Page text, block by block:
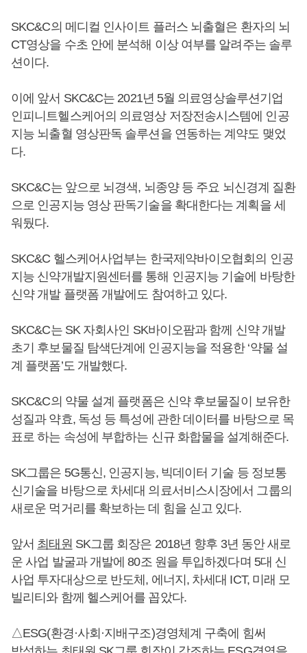
SKC&C의 메디컬 인사이트 플러스 뇌출혈은 환자의 뇌
CT영상을 수초 안에 분석해 이상 여부를 알려주는 솔루
션이다.
이에 앞서 SKC&C는 2021년 5월 의료영상솔루션기업
인피니트헬스케어의 의료영상 저장전송시스템에 인공
지능 뇌출혈 영상판독 솔루션을 연동하는 계약도 맺었
다.
SKC&C는 앞으로 뇌경색, 뇌종양 등 주요 뇌신경계 질환
으로 인공지능 영상 판독기술을 확대한다는 계획을 세
워뒀다.
SKC&C 헬스케어사업부는 한국제약바이오협회의 인공
지능 신약개발지원센터를 통해 인공지능 기술에 바탕한
신약 개발 플랫폼 개발에도 참여하고 있다.
SKC&C는 SK 자회사인 SK바이오팜과 함께 신약 개발
초기 후보물질 탐색단계에 인공지능을 적용한 ‘약물 설
계 플랫폼’도 개발했다.
SKC&C의 약물 설계 플랫폼은 신약 후보물질이 보유한
성질과 약효, 독성 등 특성에 관한 데이터를 바탕으로 목
표로 하는 속성에 부합하는 신규 화합물을 설계해준다.
SK그룹은 5G통신, 인공지능, 빅데이터 기술 등 정보통
신기술을 바탕으로 차세대 의료서비스시장에서 그룹의
새로운 먹거리를 확보하는 데 힘을 싣고 있다.
앞서 최태원 SK그룹 회장은 2018년 향후 3년 동안 새로
운 사업 발굴과 개발에 80조 원을 투입하겠다며 5대 신
사업 투자대상으로 반도체, 에너지, 차세대 ICT, 미래 모
빌리티와 함께 헬스케어를 꼽았다.
△ESG(환경·사회·지배구조)경영체계 구축에 힘써